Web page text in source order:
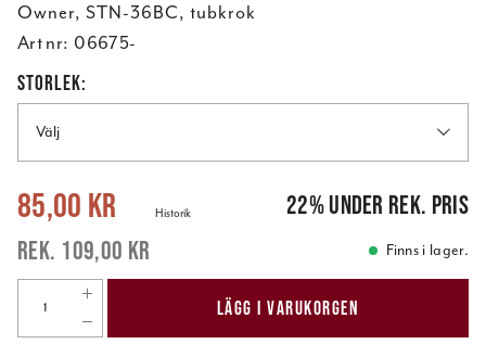
Owner, STN-36BC, tubkrok
Art nr: 06675-
STORLEK:
Välj
Nuvarande pris: 109,00 kr
85,00 kr
109,00 kr
Historik 22%under rek. pris
Finns i lager.
LÄGG I VARUKORGEN